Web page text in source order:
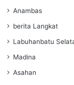
Anambas
berita Langkat
Labuhanbatu
Madina
Asahan